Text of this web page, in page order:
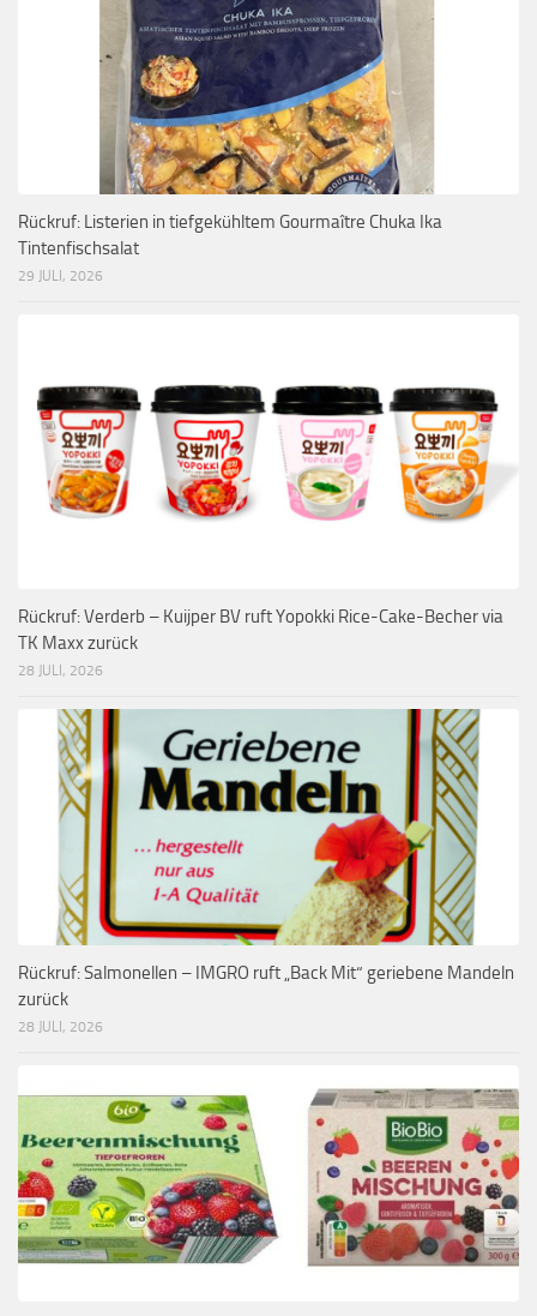
Rückruf: Listerien in tiefgekühltem Gourmaître Chuka Ika
Tintenfischsalat
29 JULI, 2026
Rückruf: Verderb – Kuijper BV ruft Yopokki Rice-Cake-Becher via
TK Maxx zurück
28 JULI, 2026
Rückruf: Salmonellen – IMGRO ruft „Back Mit“ geriebene Mandeln
zurück
28 JULI, 2026